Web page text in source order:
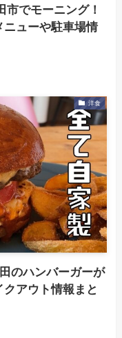
市でモーニング！
ューや駐車場情
洋食
のハンバーガーが
アウト情報まと